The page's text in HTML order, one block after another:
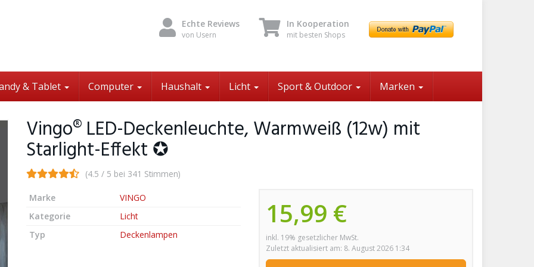
Echte Reviews
von Usern
In Kooperation
mit besten Shops
& Tablet Computer Haushalt Licht Sport & Outdoor Marken
Vingo® LED-Deckenleuchte, Warmweiß (12w) mit
Starlight-Effekt ✪
(4.5 / 5 bei 341 Stimmen)
15,99 €
inkl. 19% gesetzlicher MwSt.
Zuletzt aktualisiert am: 8. August 2026 1:34
Marke
VINGO
Kategorie
Licht
Typ
Deckenlampen